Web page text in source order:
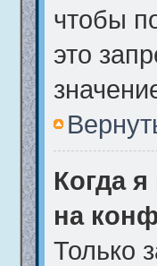
чтобы
это
Когда
на
Только